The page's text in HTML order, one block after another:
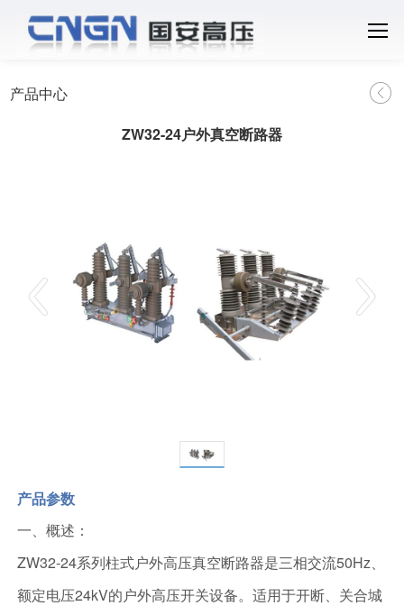
产品中心
ZW32-24户外真空断路器
产品参数
一、概述：
ZW32-24系列柱式户外高压真空断路器是三相交流50Hz、
额定电压24kV的户外高压开关设备。适用于开断、关合城